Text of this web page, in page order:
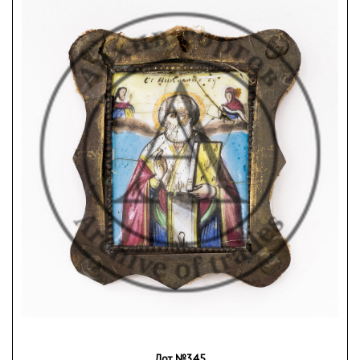
левой держит у груди закрытое Евангелие. В
верхних углах в облачных сегментах помещены
обращенные к нему полуфигуры Христа с
Евангелием и Богородицы с омофором. Нижняя
часть композиции дополнена ростовыми
фигурами предстоящих святых — святителя
Василия Великого и преподобного Сергия
Радонежского. Иконографический рельеф
сопровождается надписями «IС ХС», «Ѡ О Н»,
«МР ѲУ» и «С҃ НИKОЛА ЧЮДОТВОРЕЦ», а на
боковых полях находятся именные надписи
предстоящих. Сверху отлито глухое ушко.
Распятие Христово представлено в окружении
ангелов и образа Спаса Нерукотворного. Верхняя
перекладина содержит текст: «Кресту Твоему
присутствуют орудия страстей (копьё и трость) и